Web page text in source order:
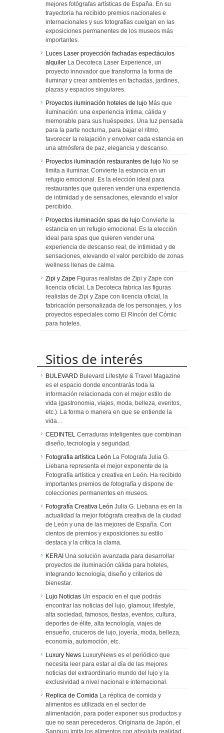
mejores fotógrafas artísticas de España. En su
trayectoria ha recibido premios nacionales e
internacionales y sus fotografías cuelgan en las
exposiciones permanentes de los museos más
importantes.
Luces Laser proyección fachadas espectáculos
alquiler La Decoteca Laser Experience, un
proyecto innovador que transforma la forma de
iluminar y crear ambientes en fachadas, jardines,
plazas y espacios singulares.
Proyectos iluminación hoteles de lujo Más que
iluminación: una experiencia íntima, cálida y
memorable para sus huéspedes. Una luz pensada
para la parte nocturna, para bajar el ritmo,
favorecer la relajación y envolver cada estancia en
una atmósfera de paz, elegancia y descanso.
Proyectos iluminación restaurantes de lujo No se
limita a iluminar. Convierte la estancia en un
refugio emocional. Es la elección ideal para
restaurantes que quieren vender una experiencia
de intimidad y de sensaciones, elevando el valor
percibido.
Proyectos iluminación spas de lujo Convierte la
estancia en un refugio emocional. Es la elección
ideal para spas que quieren vender una
experiencia de descanso real, de intimidad y de
sensaciones, elevando el valor percibido de zonas
wellness llenas de calma.
Zipi y Zape Figuras realistas de Zipi y Zape con
licencia oficial. La Decoteca fabrica las figuras
realistas de Zipi y Zape con licencia oficial, la
fabricación personalizada de los personajes, y los
proyectos especiales como El Rincón del Cómic
para hoteles.
Sitios de interés
BULEVARD Bulevard Lifestyle & Travel Magazine
es el espacio donde encontrarás toda la
información relacionada con el mejor estilo de
vida (gastronomia, viajes, moda, belleza, eventos,
etc.). La forma o manera en que se entiende la
vida…
CEDINTEL Cerraduras inteligentes que combinan
diseño, tecnología y seguridad.
Fotografia artística León La Fotografa Julia G.
Liebana representa el mejor exponente de la
Fotografía artística y creativa en León. Ha recibido
importantes premios de fotografía y dispone de
colecciones permanentes en museos.
Fotografía Creativa León Julia G. Liebana es en la
actualidad la mejor fotógrafa creativa de la ciudad
de León y una de las mejores de España. Con
cientos de premios y exposiciones su estilo
destaca y la crítica la clama.
KERAI Una solución avanzada para desarrollar
proyectos de iluminación cálida para hoteles,
integrando tecnología, diseño y criterios de
bienestar.
Lujo Noticias Un espacio en el que podrás
encontrar las noticias del lujo, glamour, lifestyle,
alta sociedad, famosos, fiestas, eventos, cultura,
deportes de élite, alta tecnología, viajes de
ensueño, cruceros de lujo, joyería, moda, belleza,
economía, automoción, etc.
Luxury News LuxuryNews es el periódico que
necesita leer para estar al día de las mejores
noticias del extraordinario mundo del lujo y la
exclusividad a nivel nacional e internacional.
Replica de Comida La réplica de comida y
alimentos es utilizada en el sector de
alimentación, para poder exponer sus productos y
que no sean perecederos. Originaria de Japón, el
Sanpuru imita los alimentos con absoluta realidad.